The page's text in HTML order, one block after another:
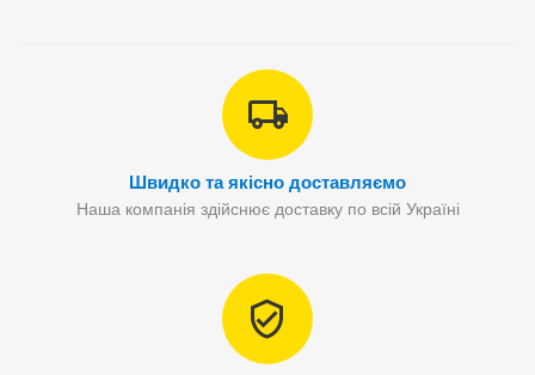
Швидко та якісно доставляємо
Наша компанія здійснює доставку по всій Україні